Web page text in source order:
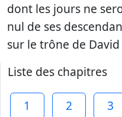
dont les jours ne
nul de ses
sur le trône de
Liste des chapitres
1 2 3